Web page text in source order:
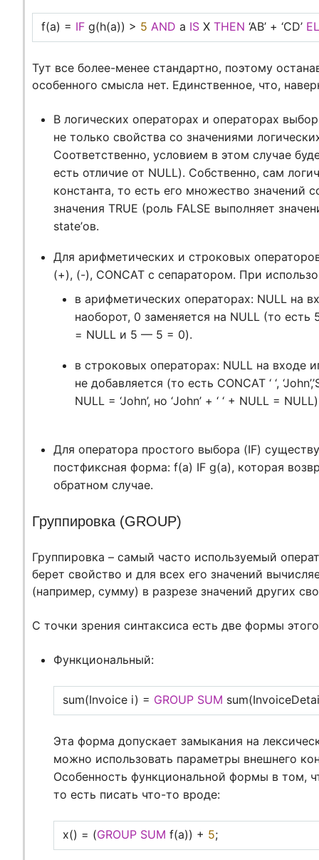
f(a) = IF g(h(a)) > 5 AND a IS X THEN ‘AB’ + ‘CD’
Тут все более-менее стандартно, поэтому
особенного смысла нет. Единственное, что,
В логических операторах и операторах
не только свойства со значениями
Соответственно, условием в этом случае
есть отличие от NULL). Собственно, сам
константа, то есть его множество значений
значения TRUE (роль FALSE выполняет
state’ов.
Для арифметических и строковых
(+), (-), CONCAT с сепаратором. При
в арифметических операторах: NULL на
наоборот, 0 заменяется на NULL (то
= NULL и 5 — 5 = 0).
в строковых операторах: NULL на входе
не добавляется (то есть CONCAT ‘ ‘,
NULL = ‘John’, но ‘John’ + ‘ ‘ + NULL =
Для оператора простого выбора (IF)
постфиксная форма: f(a) IF g(a), которая
обратном случае.
Группировка (GROUP)
Группировка – самый часто используемый
берет свойство и для всех его значений
(например, сумму) в разрезе значений других
С точки зрения синтаксиса есть две формы
Функциональный:
sum(Invoice i) = GROUP SUM
Эта форма допускает замыкания на
можно использовать параметры внешнего
Особенность функциональной формы в том,
то есть писать что-то вроде:
x() = (GROUP SUM f(a)) + 5;